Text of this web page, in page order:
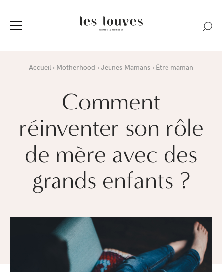
Accueil Motherhood Jeunes Mamans Être maman
Comment
réinventer son rôle
de mère avec des
grands enfants ?